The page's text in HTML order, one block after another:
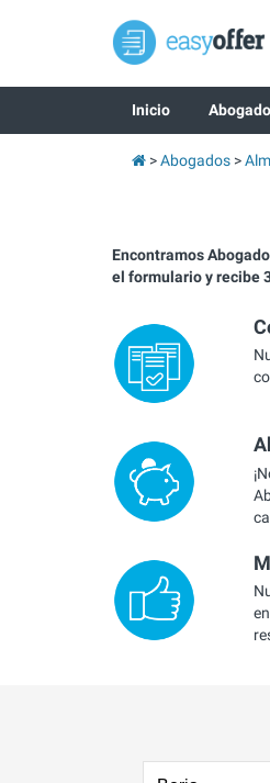
Inicio
Abogados
Encontramos
el formulario y recibe